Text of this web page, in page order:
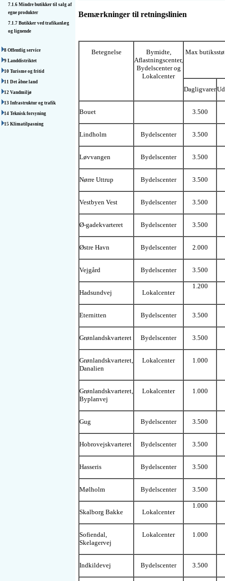
7.1.6 Mindre butikker til salg af
egne produkter
7.1.7 Butikker ved trafikanlæg
og lignende
8 Offentlig service
9 Landdistriktet
10 Turisme og fritid
11 Det åbne land
12 Vandmiljø
13 Infrastruktur og trafik
14 Teknisk forsyning
15 Klimatilpasning
Bemærkninger til retningslinien
Betegnelse
Bymidte,
Aflastningscenter,
Bydelscenter og
Lokalcenter
Max
Dagligvarer
Bouet 3.500
Lindholm Bydelscenter 3.500
Løvvangen Bydelscenter 3.500
Nørre Uttrup Bydelscenter 3.500
Vestbyen Vest Bydelscenter 3.500
Ø-gadekvarteret Bydelscenter 3.500
Østre Havn Bydelscenter 2.000
Vejgård Bydelscenter 3.500
Hadsundvej Lokalcenter
1.200
Eternitten Bydelscenter 3.500
Grønlandskvarteret Bydelscenter 3.500
Grønlandskvarteret,
Danalien
Lokalcenter 1.000
Grønlandskvarteret,
Byplanvej
Lokalcenter 1.000
Gug Bydelscenter 3.500
Hobrovejskvarteret Bydelscenter 3.500
Hasseris Bydelscenter 3.500
Mølholm Bydelscenter 3.500
Skalborg Bakke Lokalcenter
1.000
Sofiendal,
Skelagervej
Lokalcenter 1.000
Indkildevej Bydelscenter 3.500